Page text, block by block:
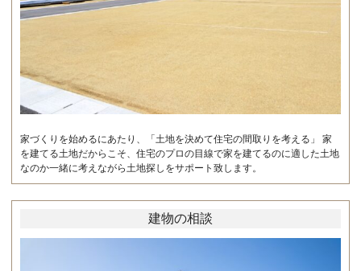
家づくりを始めるにあたり、「土地を決めて住宅の間取りを考える」 家
を建てる土地だからこそ、住宅のプロの目線で家を建てるのに適した土地
なのか一緒に考えながら土地探しをサポート致します。
建物の相談